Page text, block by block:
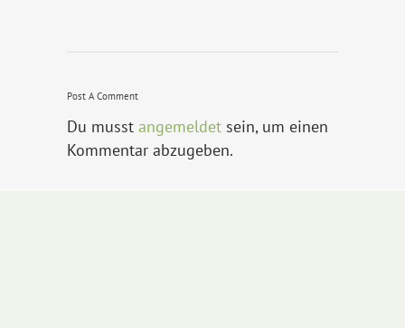
Post A Comment
Du musst angemeldet sein, um einen
Kommentar abzugeben.